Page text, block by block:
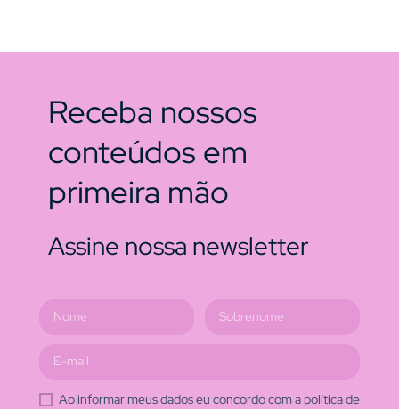
Receba nossos
conteúdos em
primeira mão
Assine nossa newsletter
Ao informar meus dados eu concordo com a política de